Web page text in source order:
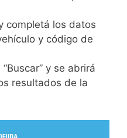
completá los datos
y código de
y se abrirá
resultados de la